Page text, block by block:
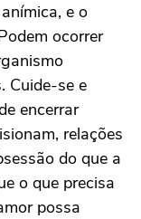
e o
ocorrer
Cuide-se e
encerrar
relações
do que a
o que precisa
possa